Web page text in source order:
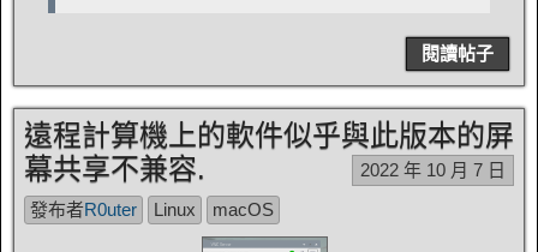
閱讀帖子
遠程計算機上的軟件似乎與此版本的屏
幕共享不兼容.
2022 年 10 月 7 日
發布者R0uter Linux macOS